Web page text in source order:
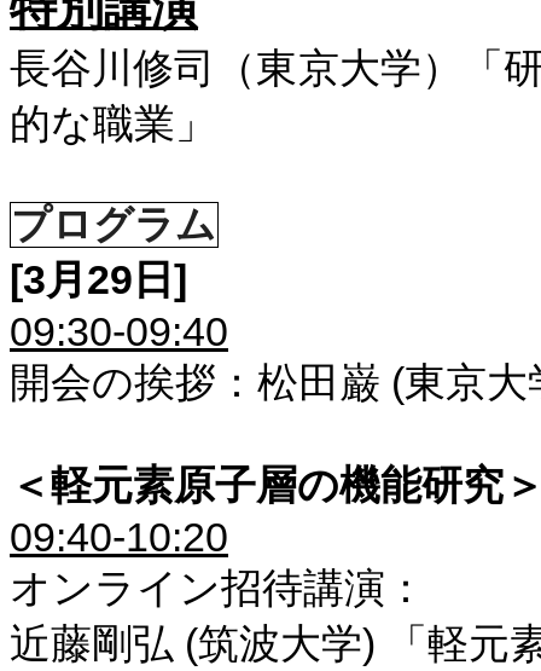
長谷川修司（東京大学）「
的な職業」
プログラム
[3月 29 日 ]
09:30-09:40
開会の挨拶：松田巌 (東京大
＜軽元素原子層の機能研究
09:40-10:20
オンライン招待講演：
近藤剛弘 (筑波大学)
「軽元